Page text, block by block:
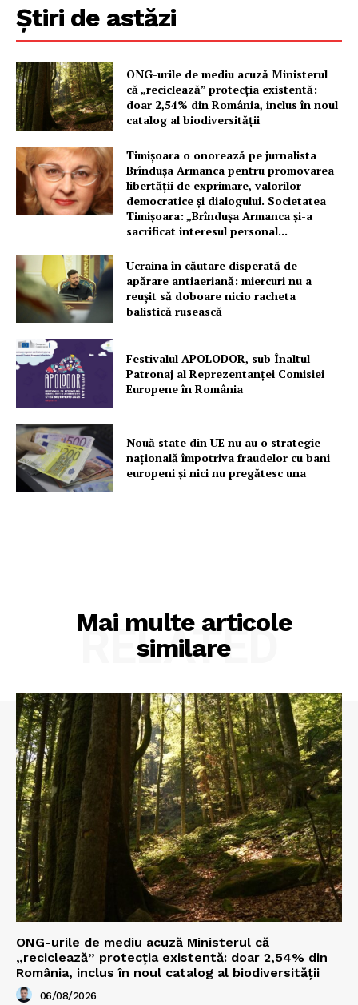
Un proiect
FREEDOM HOUSE ROMÂNIA
PRESShub
Despre noi / Echipa
Proiecte editoriale
Rețea
Contact
Știri de astăzi
ONG-urile de mediu acuză Ministerul
că „reciclează” protecția existentă:
doar 2,54% din România, inclus în noul
catalog al biodiversității
Timișoara o onorează pe jurnalista
Brîndușa Armanca pentru promovarea
libertății de exprimare, valorilor
democratice și dialogului. Societatea
Timișoara: „Brîndușa Armanca și-a
sacrificat interesul personal...
Ucraina în căutare disperată de
apărare antiaeriană: miercuri nu a
reușit să doboare nicio racheta
balistică rusească
Festivalul APOLODOR, sub Înaltul
Patronaj al Reprezentanței Comisiei
Europene în România
Nouă state din UE nu au o strategie
națională împotriva fraudelor cu bani
europeni și nici nu pregătesc una
Mai multe articole
similare
RELATED
ONG-urile de mediu acuză Ministerul că
„reciclează” protecția existentă: doar 2,54% din
România, inclus în noul catalog al biodiversității
06/08/2026